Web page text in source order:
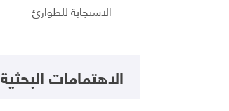
- الاستجابة للطوارئ
الاهتمامات البحثية